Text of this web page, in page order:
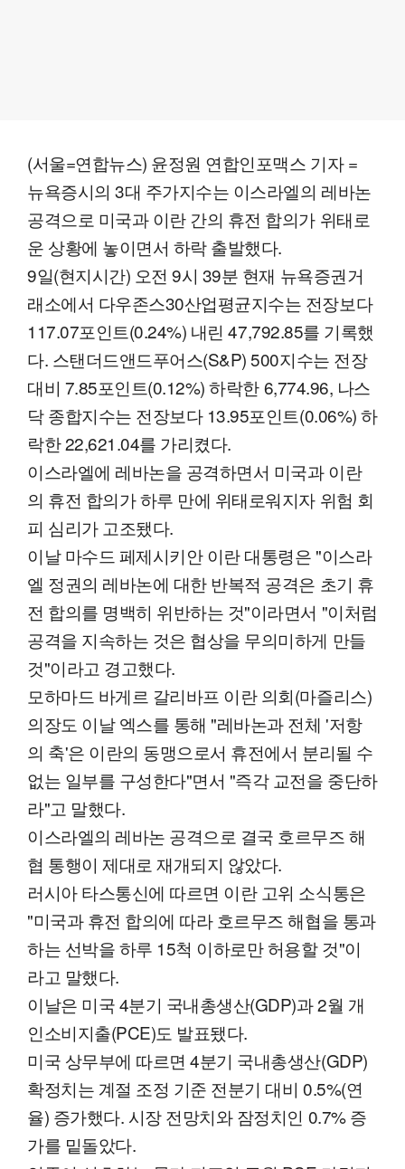
(서울=연합뉴스) 윤정원 연합인포맥스 기자 =
뉴욕증시의 3대 주가지수는 이스라엘의 레바논
공격으로 미국과 이란 간의 휴전 합의가 위태로
운 상황에 놓이면서 하락 출발했다.
9일(현지시간) 오전 9시 39분 현재 뉴욕증권거
래소에서 다우존스30산업평균지수는 전장보다
117.07포인트(0.24%) 내린 47,792.85를 기록했
다. 스탠더드앤드푸어스(S&P) 500지수는 전장
대비 7.85포인트(0.12%) 하락한 6,774.96, 나스
닥 종합지수는 전장보다 13.95포인트(0.06%) 하
락한 22,621.04를 가리켰다.
이스라엘에 레바논을 공격하면서 미국과 이란
의 휴전 합의가 하루 만에 위태로워지자 위험 회
피 심리가 고조됐다.
이날 마수드 페제시키안 이란 대통령은 "이스라
엘 정권의 레바논에 대한 반복적 공격은 초기 휴
전 합의를 명백히 위반하는 것"이라면서 "이처럼
공격을 지속하는 것은 협상을 무의미하게 만들
것"이라고 경고했다.
모하마드 바게르 갈리바프 이란 의회(마즐리스)
의장도 이날 엑스를 통해 "레바논과 전체 '저항
의 축'은 이란의 동맹으로서 휴전에서 분리될 수
없는 일부를 구성한다"면서 "즉각 교전을 중단하
라"고 말했다.
이스라엘의 레바논 공격으로 결국 호르무즈 해
협 통행이 제대로 재개되지 않았다.
러시아 타스통신에 따르면 이란 고위 소식통은
"미국과 휴전 합의에 따라 호르무즈 해협을 통과
하는 선박을 하루 15척 이하로만 허용할 것"이
라고 말했다.
이날은 미국 4분기 국내총생산(GDP)과 2월 개
인소비지출(PCE)도 발표됐다.
미국 상무부에 따르면 4분기 국내총생산(GDP)
확정치는 계절 조정 기준 전분기 대비 0.5%(연
율) 증가했다. 시장 전망치와 잠정치인 0.7% 증
가를 밑돌았다.